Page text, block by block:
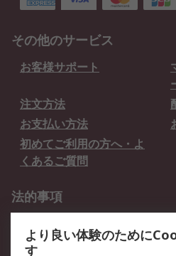
その他のサービス
お客様サポート
注文方法
お支払い方法
初めてご利用の方へ・よ
くあるご質問
法的事項
クッキーポリシー
より良い体験のために
す